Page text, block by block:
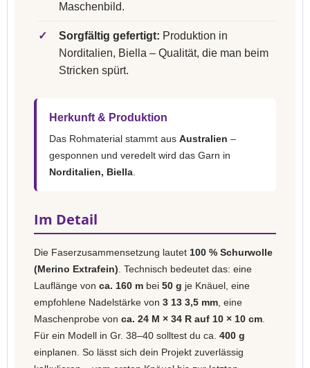
Maschenbild.
✓ Sorgfältig gefertigt: Produktion in
Norditalien, Biella – Qualität, die man beim
Stricken spürt.
Herkunft & Produktion
Das Rohmaterial stammt aus Australien –
gesponnen und veredelt wird das Garn in
Norditalien, Biella
Im Detail
Die Faserzusammensetzung lautet 100 % Schurwolle
(Merino Extrafein) . Technisch bedeutet das: eine
Lauflänge von ca. 160 m bei 50 g je Knäuel, eine
empfohlene Nadelstärke von 3 13 3,5 mm , eine
Maschenprobe von ca. 24 M × 34 R auf 10 × 10 cm
Für ein Modell in Gr. 38–40 solltest du ca. 400 g
einplanen. So lässt sich dein Projekt zuverlässig